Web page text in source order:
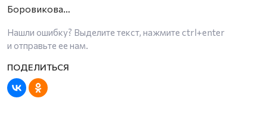
Боровикова…
Нашли ошибку? Выделите текст, нажмите ctrl+enter
и отправьте ее нам.